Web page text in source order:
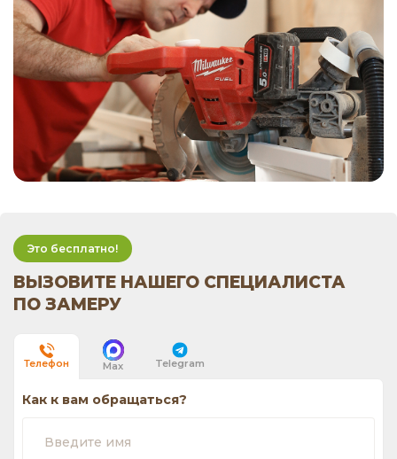
Это бесплатно!
ВЫЗОВИТЕ НАШЕГО СПЕЦИАЛИСТА
ПО ЗАМЕРУ
Телефон Max Telegram
Как к вам обращаться?